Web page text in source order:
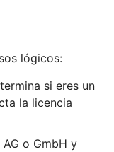
lógicos:
si eres un
la licencia
o GmbH y